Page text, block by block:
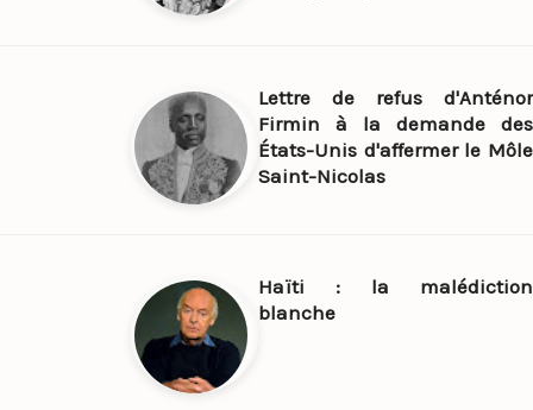
Lettre de refus d'Anténor
Firmin à la demande des
États-Unis d'affermer le Môle
Saint-Nicolas
Haïti : la malédiction
blanche